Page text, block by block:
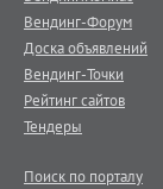
Вендинг-Форум
Доска объявлений
Вендинг-Точки
Рейтинг сайтов
Тендеры
Поиск по порталу